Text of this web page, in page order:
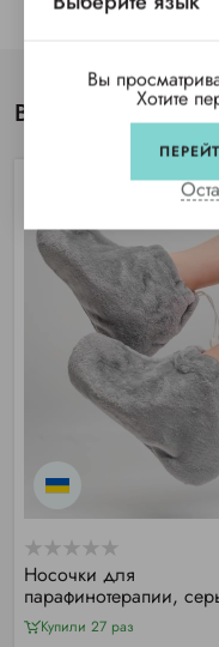
Вы просматривали
Носочки для
парафинотерапии,
Купили 27 раз
Вы
Хотите